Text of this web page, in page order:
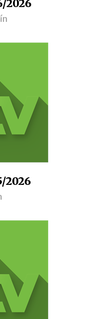
2026
2026